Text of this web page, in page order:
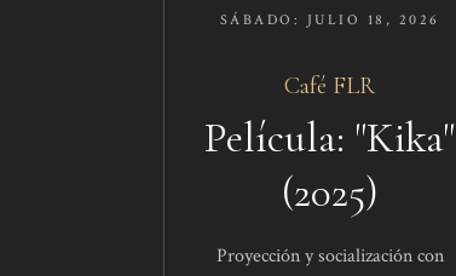
SÁBADO: JULIO 18, 2026​
Café FLR​​
Película: "Kika"
(2025)
Proyección y socialización con